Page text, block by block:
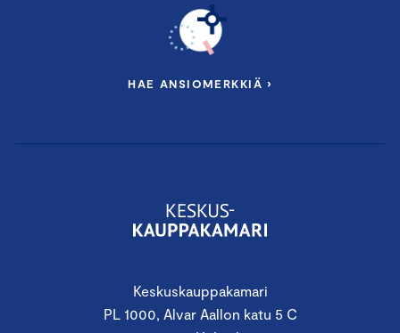
Keskuskauppakamari
PL 1000, Alvar Aallon katu 5 C
HAE ANSIOMERKKIÄ ›